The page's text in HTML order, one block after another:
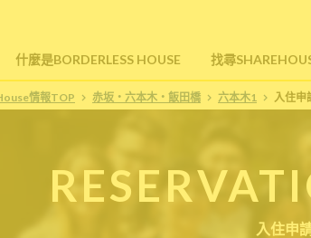
什麼是BORDERLESS HOUSE 找尋
情報TOP 赤坂・六本木・飯田橋 六本木1 入住申
入住申